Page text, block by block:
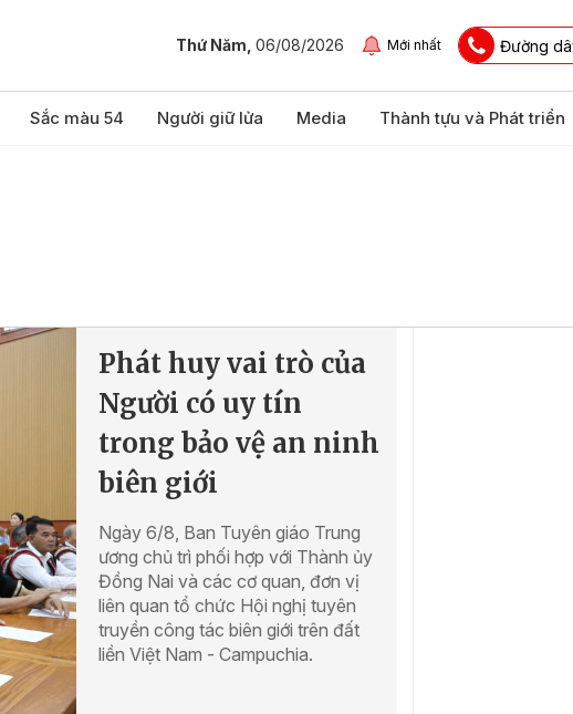
Thứ Năm, 06/08/2026 Mới nhất Đường
Sắc màu 54 Người giữ lửa Media Thành tựu và Phát triển
Phát huy vai trò của
Người có uy tín
trong bảo vệ an ninh
biên giới
Ngày 6/8, Ban Tuyên giáo Trung
ương chủ trì phối hợp với Thành ủy
Đồng Nai và các cơ quan, đơn vị
liên quan tổ chức Hội nghị tuyên
truyền công tác biên giới trên đất
liền Việt Nam - Campuchia.